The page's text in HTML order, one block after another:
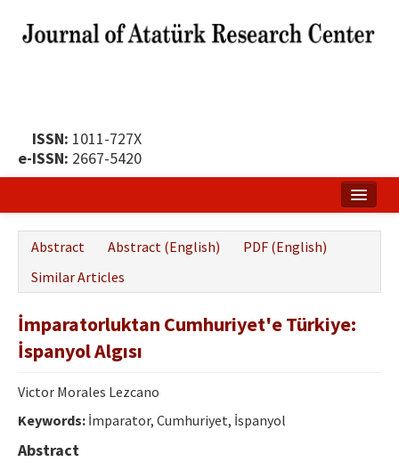
ISSN: 1011-727X
e-ISSN: 2667-5420
Publication Policy
Boards of the Journal
Publication Principles
Ethical Principles
Abstract Abstract (English)
PDF (English)
Similar Articles
İmparatorluktan Cumhuriyet'e Türkiye:
İspanyol Algısı
Victor Morales Lezcano
Keywords: İmparator, Cumhuriyet, İspanyol
Abstract